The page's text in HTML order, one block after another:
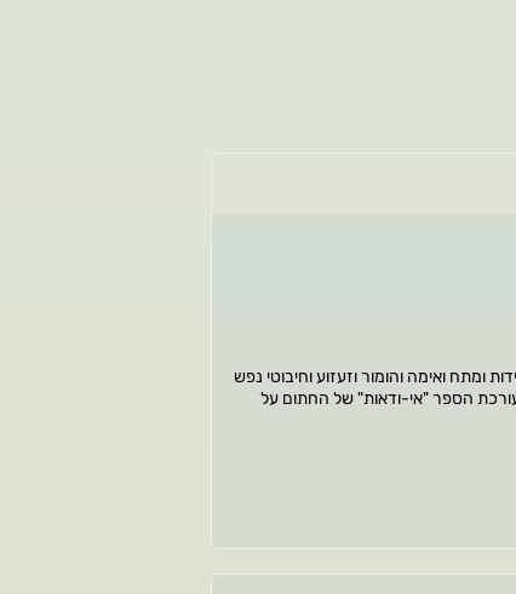
ומתח ואימה והומור וזעזוע וחיבוטי נפש
עורכת הספר "אי-ודאות" של החתום על